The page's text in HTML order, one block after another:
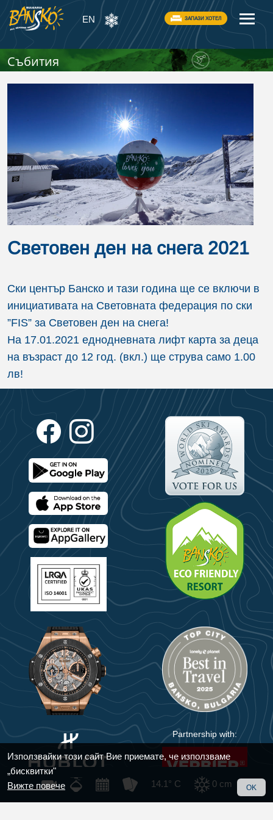
EN
14.1° C 0 cm
ЗАПАЗИ ХОТЕЛ
Събития
Световен ден на снега 2021
Ски център Банско и тази година ще се включи в
инициативата на Световната федерация по ски
”FIS” за Световен ден на снега!
На 17.01.2021 еднодневната лифт карта за деца
на възраст до 12 год. (вкл.) ще струва само 1.00
лв!
Partnership with:
Използвайки този сайт Вие приемате, че използваме
„бисквитки"
Вижте повече
OK